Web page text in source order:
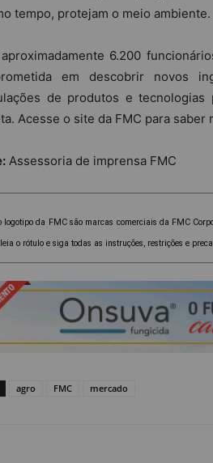
tempo, protejam o meio ambiente.
6.200
em descobrir novos
de produtos e
Acesse o site da FMC para
Assessoria de imprensa FMC
logotipo da FMC são marcas comerciais da FMC
o rótulo e siga todas as instruções, restrições e
agro FMC mercado